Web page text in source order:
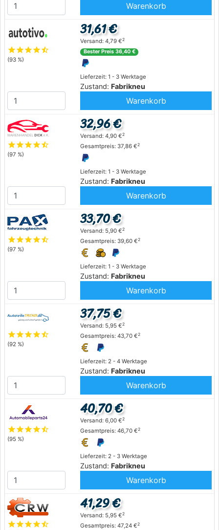
Warenkorb
starstarstarstarstar_half
(93 %)
Lieferzeit: 1 - 3 Werktage
Zustand: Fabrikneu
31,61 €
Versand: 4,79 €2
Bester Preis 36,40 €
Warenkorb
starstarstarstarstar_half
(97 %)
Lieferzeit: 1 - 3 Werktage
Zustand: Fabrikneu
32,96 €
Versand: 4,90 €2
Gesamtpreis: 37,86 €2
Warenkorb
starstarstarstarstar_half
(97 %)
Lieferzeit: 1 - 3 Werktage
Zustand: Fabrikneu
33,70 €
Versand: 5,90 €2
Gesamtpreis: 39,60 €2
Warenkorb
starstarstarstarstar_half
(92 %)
Lieferzeit: 2 - 4 Werktage
Zustand: Fabrikneu
37,75 €
Versand: 5,95 €2
Gesamtpreis: 43,70 €2
Warenkorb
starstarstarstarstar_half
(95 %)
Lieferzeit: 2 - 3 Werktage
Zustand: Fabrikneu
40,70 €
Versand: 6,00 €2
Gesamtpreis: 46,70 €2
Warenkorb
starstarstarstarstar_half
41,29 €
Versand: 5,95 €2
Gesamtpreis: 47,24 €2